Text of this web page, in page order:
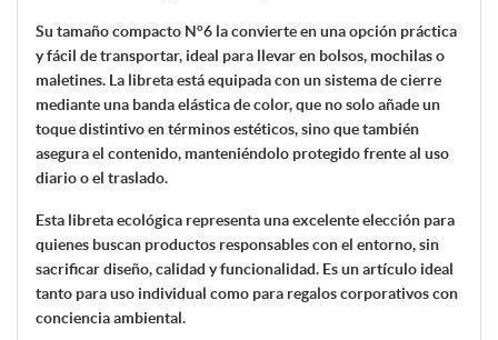
Su tamaño compacto N°6 la convierte en una opción práctica
y fácil de transportar, ideal para llevar en bolsos, mochilas o
maletines. La libreta está equipada con un sistema de cierre
mediante una banda elástica de color, que no solo añade un
toque distintivo en términos estéticos, sino que también
asegura el contenido, manteniéndolo protegido frente al uso
diario o el traslado.
Esta libreta ecológica representa una excelente elección para
quienes buscan productos responsables con el entorno, sin
sacrificar diseño, calidad y funcionalidad. Es un artículo ideal
tanto para uso individual como para regalos corporativos con
conciencia ambiental.